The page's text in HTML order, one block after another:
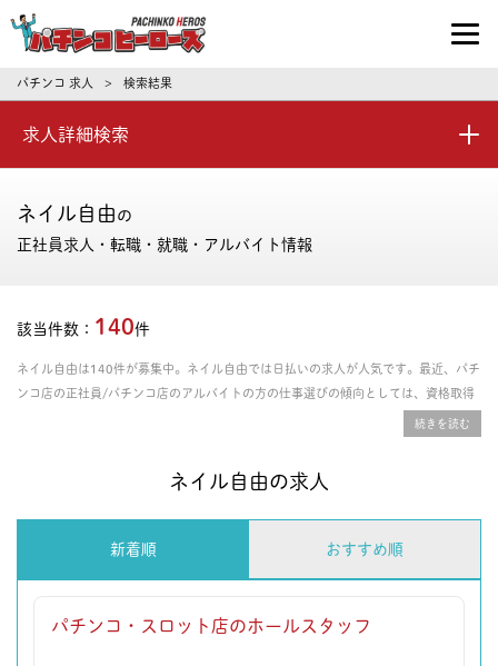
パチンコ求人・転職ならパチンコヒーロ
パチンコ 求人 > 検索結果
求人詳細検索
ネイル自由 の
正社員求人・転職・就職・アルバイト情報
該当件数： 140件
ネイル自由は140件が募集中。ネイル自由では日払いの求人が人気です。最近、パチ
ンコ店の正社員/パチンコ店のアルバイトの方の仕事選びの傾向としては、資格取得
支援あり、年間休日の多さ、残業時間の少なさを重視される方が多いです。給料や年
ネイル自由の求人
新着順 おすすめ順
パチンコ・スロット店のホールスタッフ